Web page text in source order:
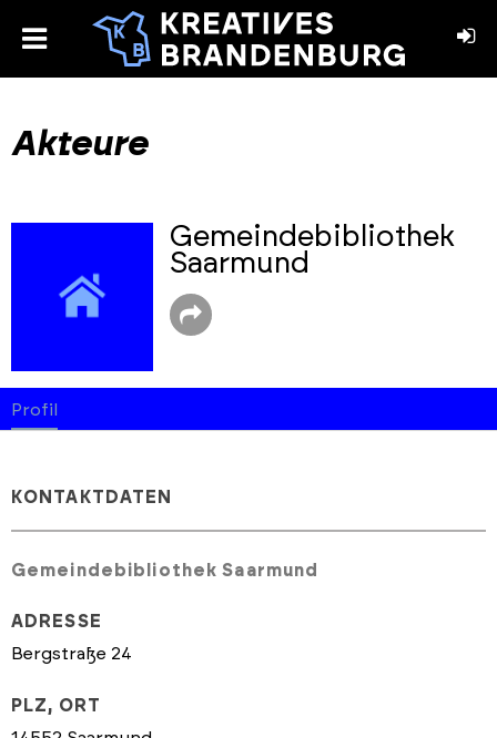
toggle
Akteure
Gemeindebibliothek
Saarmund
Profil
KONTAKTDATEN
Gemeindebibliothek Saarmund
ADRESSE
Bergstraße 24
PLZ, ORT